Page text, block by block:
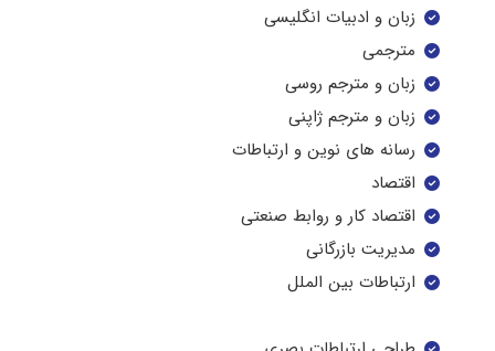
زبان و ادبیات انگلیسی
مترجمی
زبان و مترجم روسی
زبان و مترجم ژاپنی
رسانه های نوین و ارتباطات
اقتصاد
اقتصاد کار و روابط صنعتی
مدیریت بازرگانی
ارتباطات بین الملل